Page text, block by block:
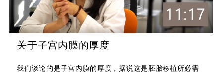
关于子宫内膜的厚度
我们谈论的是子宫内膜的厚度，据说这是胚胎移植所必需